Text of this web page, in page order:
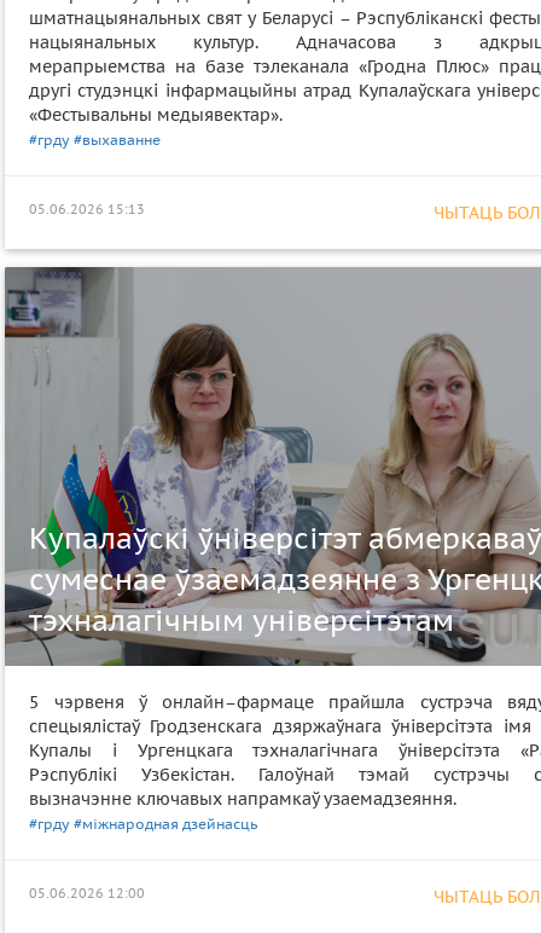
шматнацыянальных свят у Беларусі – Рэспубліканскі
нацыянальных культур. Адначасова з
мерапрыемства на базе тэлеканала «Гродна Плюс»
другі студэнцкі інфармацыйны атрад Купалаўскага
«Фестывальны медыявектар».
#грду #выхаванне
ЧЫТАЦЬ
05.06.2026 15:13
Купалаўскі ўніверсітэт абмеркаваў
сумеснае ўзаемадзеянне з
тэхналагічным універсітэтам
5 чэрвеня ў онлайн–фармаце прайшла сустрэча
спецыялістаў Гродзенскага дзяржаўнага ўніверсітэта імя
Купалы і Ургенцкага тэхналагічнага ўніверсітэта
Рэспублікі Узбекістан. Галоўнай тэмай сустрэчы
вызначэнне ключавых напрамкаў узаемадзеяння.
#грду #міжнародная дзейнасць
ЧЫТАЦЬ
05.06.2026 12:00